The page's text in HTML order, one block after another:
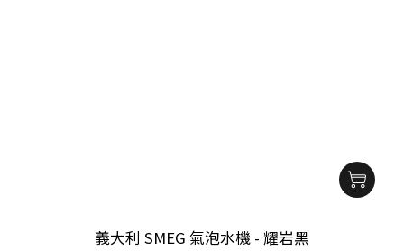
義大利 SMEG 氣泡水機 - 耀岩黑